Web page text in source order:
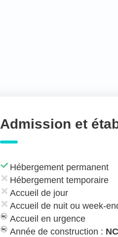
Admission et
Hébergement permanent
Hébergement temporaire
Accueil de jour
Accueil de nuit ou week-
Accueil en urgence
Année de construction : NC